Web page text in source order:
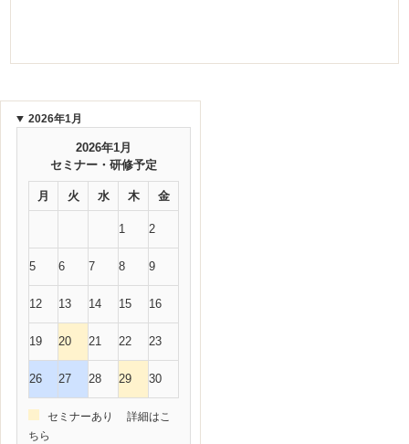
2026年1月
2026年1月
セミナー・研修予定
月 火 水 木 金
1 2
5 6 7 8 9
12 13 14 15 16
19 20 21 22 23
26 27 28 29 30
セミナーあり 詳細はこ
ちら